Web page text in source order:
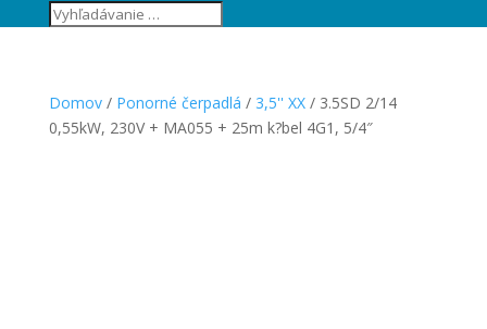
Domov/ Ponorné čerpadlá / 3,5'' XX/ 3.5SD 2/14
0,55kW, 230V + MA055 + 25m k?bel 4G1, 5/4″